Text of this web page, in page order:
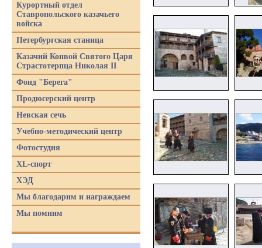
Курортный отдел
Ставропольского казачьего
войска
Петербургская станица
Казачий Конвой Святого Царя
Страстотерпца Николая II
Фонд "Берега"
Продюсерский центр
Невская сечь
Учебно-методический центр
Фотостудия
XL-спорт
ХЭД
Мы благодарим и награждаем
Мы помним